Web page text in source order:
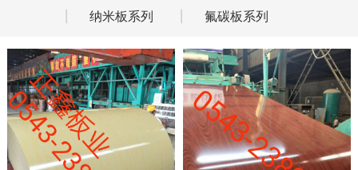
纳米板系列 氟碳板系列